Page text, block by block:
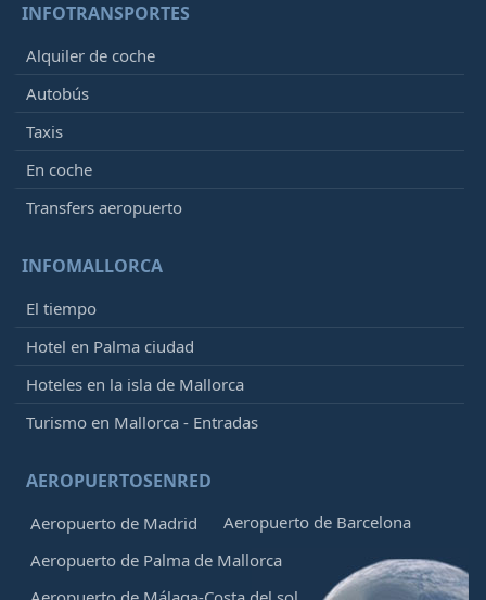
INFOTRANSPORTES
Alquiler de coche
Autobús
Taxis
En coche
Transfers aeropuerto
INFOMALLORCA
El tiempo
Hotel en Palma ciudad
Hoteles en la isla de Mallorca
Turismo en Mallorca - Entradas
AEROPUERTOSENRED
Aeropuerto de Madrid
Aeropuerto de Barcelona
Aeropuerto de Palma de Mallorca